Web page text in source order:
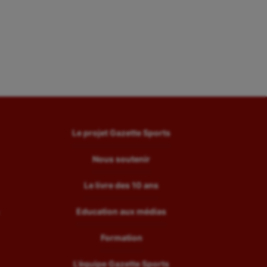
Le projet Gazette Sports
Nous soutenir
Le livre des 10 ans
Education aux médias
Formation
L’équipe Gazette Sports